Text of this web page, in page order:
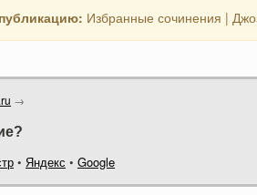
Избранные сочинения |
→
• Яндекс • Google